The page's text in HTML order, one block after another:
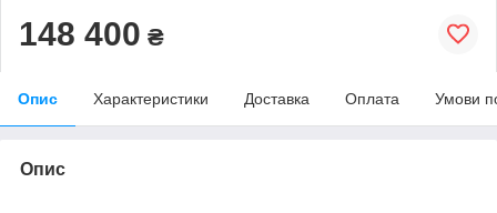
148 400 ₴
Опис Характеристики Доставка Оплата Умови
Опис